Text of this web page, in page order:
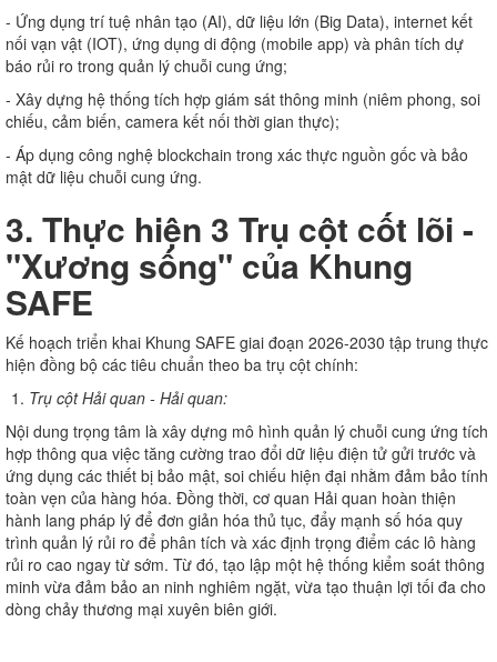
- Ứng dụng trí tuệ nhân tạo (AI), dữ liệu lớn (Big Data), internet kết
nối vạn vật (IOT), ứng dụng di động (mobile app) và phân tích dự
báo rủi ro trong quản lý chuỗi cung ứng;
- Xây dựng hệ thống tích hợp giám sát thông minh (niêm phong, soi
chiếu, cảm biến, camera kết nối thời gian thực);
- Áp dụng công nghệ blockchain trong xác thực nguồn gốc và bảo
mật dữ liệu chuỗi cung ứng.
3. Thực hiện 3 Trụ cột cốt lõi -
"Xương sống" của Khung
SAFE
Kế hoạch triển khai Khung SAFE giai đoạn 2026-2030 tập trung thực
hiện đồng bộ các tiêu chuẩn theo ba trụ cột chính:
Trụ cột Hải quan - Hải quan:
Nội dung trọng tâm là xây dựng mô hình quản lý chuỗi cung ứng tích
hợp thông qua việc tăng cường trao đổi dữ liệu điện tử gửi trước và
ứng dụng các thiết bị bảo mật, soi chiếu hiện đại nhằm đảm bảo tính
toàn vẹn của hàng hóa. Đồng thời, cơ quan Hải quan hoàn thiện
hành lang pháp lý để đơn giản hóa thủ tục, đẩy mạnh số hóa quy
trình quản lý rủi ro để phân tích và xác định trọng điểm các lô hàng
rủi ro cao ngay từ sớm. Từ đó, tạo lập một hệ thống kiểm soát thông
minh vừa đảm bảo an ninh nghiêm ngặt, vừa tạo thuận lợi tối đa cho
dòng chảy thương mại xuyên biên giới.